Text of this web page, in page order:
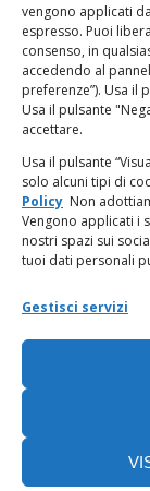
vengono applicati
espresso. Puoi
consenso, in
accedendo al
preferenze”). Usa il
Usa il pulsante
accettare.
Usa il pulsante
solo alcuni tipi di
Policy Non
Vengono applicati i
nostri spazi sui
tuoi dati personali
Gestisci servizi
LINK UTILI
PagoPA
Privacy Policy
Regolamento
giudiziari
Amministrazione
Cookie Policy (UE)